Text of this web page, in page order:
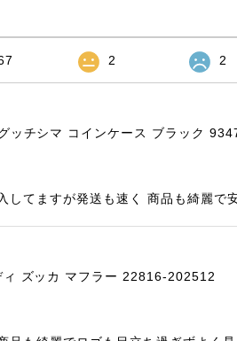
2 2
ッチシマ コインケース ブラック
してますが発送も速く 商品も綺麗で
ィ ズッカ マフラー 22816-202512